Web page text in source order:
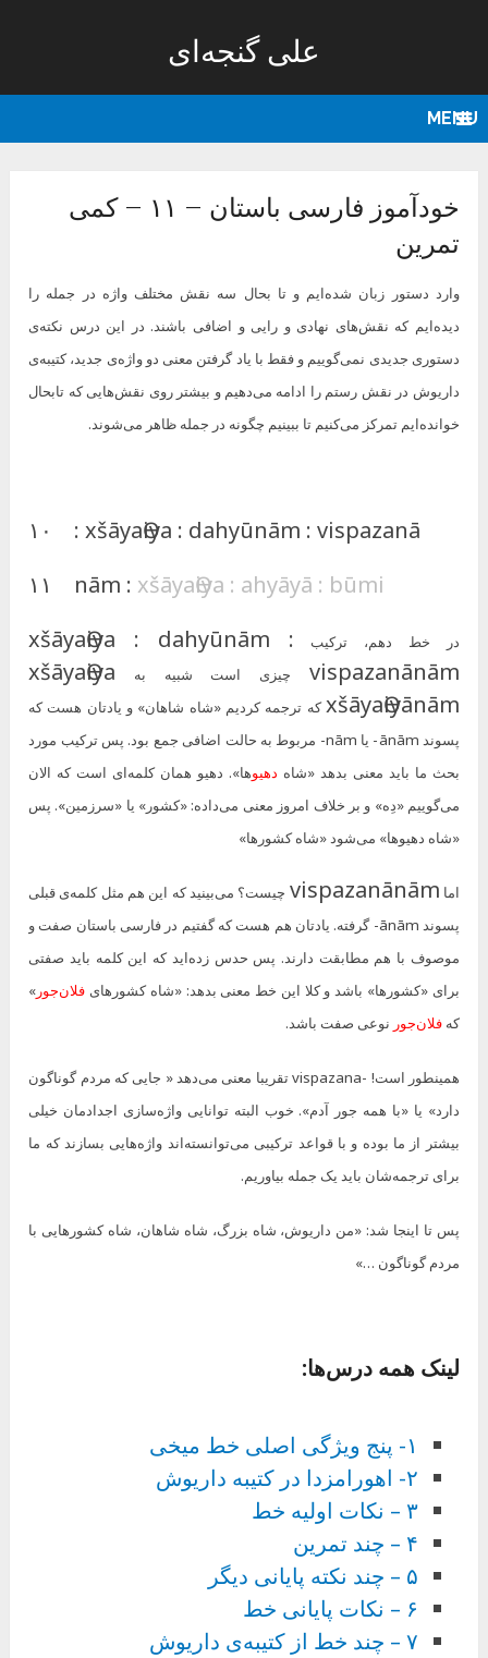
علی گنجه‌ای
MENU
خودآموز فارسی باستان – ۱۱ – کمی
تمرین
وارد دستور زبان شده‌ایم و تا بحال سه نقش مختلف واژه در جمله را
دیده‌ایم که نقش‌های نهادی و رایی و اضافی باشند. در این درس نکته‌ی
دستوری جدیدی نمی‌گوییم و فقط با یاد گرفتن معنی دو واژه‌ی جدید، کتیبه‌ی
داریوش در نقش رستم را ادامه می‌دهیم و بیشتر روی نقش‌هایی که تابحال
خوانده‌ایم تمرکز می‌کنیم تا ببینیم چگونه در جمله ظاهر می‌شوند.
۱۰ : xšāyaѲiya : dahyūnām : vispazanā
۱۱ nām : xšāyaѲiya : ahyāyā : būmi
در خط دهم، ترکیب
xšāyaѲiya : dahyūnām :
vispazanānām چیزی است شبیه به xšāyaѲiya
xšāyaѲiyānāmکه ترجمه کردیم «شاه شاهان» و یادتان هست که
پسوند ānām- یا nām- مربوط به حالت اضافی جمع بود. پس ترکیب مورد
بحث ما باید معنی بدهد «شاه دهیوها». دهیو همان کلمه‌ای است که الان
می‌گوییم «دِه» و بر خلاف امروز معنی می‌داده: «کشور» یا «سرزمین». پس
«شاه دهیوها» می‌شود «شاه کشورها»
اما vispazanānām چیست؟ می‌بینید که این هم مثل کلمه‌ی قبلی
پسوند ānām- گرفته. یادتان هم هست که گفتیم در فارسی باستان صفت و
موصوف با هم مطابقت دارند. پس حدس زده‌اید که این کلمه باید صفتی
برای «کشورها» باشد و کلا این خط معنی بدهد: «شاه کشورهای فلان‌جور »
کهفلان‌جور نوعی صفت باشد.
همینطور است! -vispazana تقریبا معنی می‌دهد « جایی که مردم گوناگون
دارد» یا «با همه جور آدم». خوب البته توانایی واژه‌سازی اجدادمان خیلی
بیشتر از ما بوده و با قواعد ترکیبی می‌توانسته‌اند واژه‌هایی بسازند که ما
برای ترجمه‌شان باید یک جمله بیاوریم.
پس تا اینجا شد: «من داریوش، شاه بزرگ، شاه شاهان، شاه کشورهایی با
مردم گوناگون …»
لینک همه درس‌ها:
۱- پنج ویژگی اصلی خط میخی
۲- اهورامزدا در کتیبه داریوش
۳ – نکات اولیه خط
۴ – چند تمرین
۵ – چند نکته پایانی دیگر
۶ – نکات پایانی خط
۷ – چند خط از کتیبه‌ی داریوش